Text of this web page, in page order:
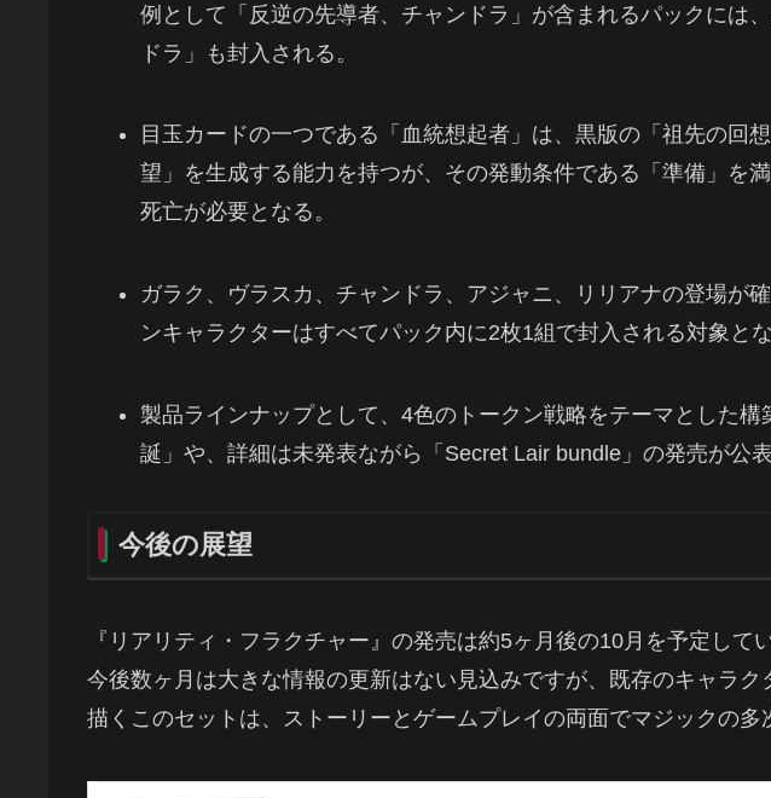
例として「反逆の先導者、チャンドラ」が含まれるパックには
ドラ」も封入される。
目玉カードの一つである「血統想起者」は、黒版の「祖先の回
望」を生成する能力を持つが、その発動条件である「準備」を
死亡が必要となる。
ガラク、ヴラスカ、チャンドラ、アジャニ、リリアナの登場が
ンキャラクターはすべてパック内に2枚1組で封入される対象とな
製品ラインナップとして、4色のトークン戦略をテーマとした
誕」や、詳細は未発表ながら「Secret Lair bundle」の発売が公表
今後の展望
『リアリティ・フラクチャー』の発売は約5ヶ月後の10月を予定して
今後数ヶ月は大きな情報の更新はない見込みですが、既存のキャラク
描くこのセットは、ストーリーとゲームプレイの両面でマジックの多